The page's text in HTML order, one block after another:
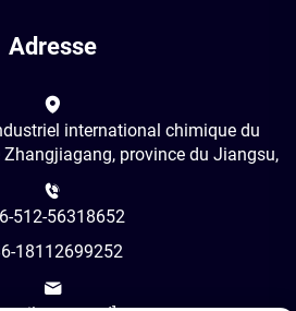
Adresse
international chimique du
Zhangjiagang, province du Jiangsu,
512-56318652
18112699252